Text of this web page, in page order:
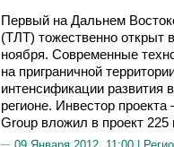
Первый на Дальнем
(ТЛТ) тожественно открыт
ноября. Современные
на приграничной
интенсификации развития
регионе. Инвестор
Group вложил в проект